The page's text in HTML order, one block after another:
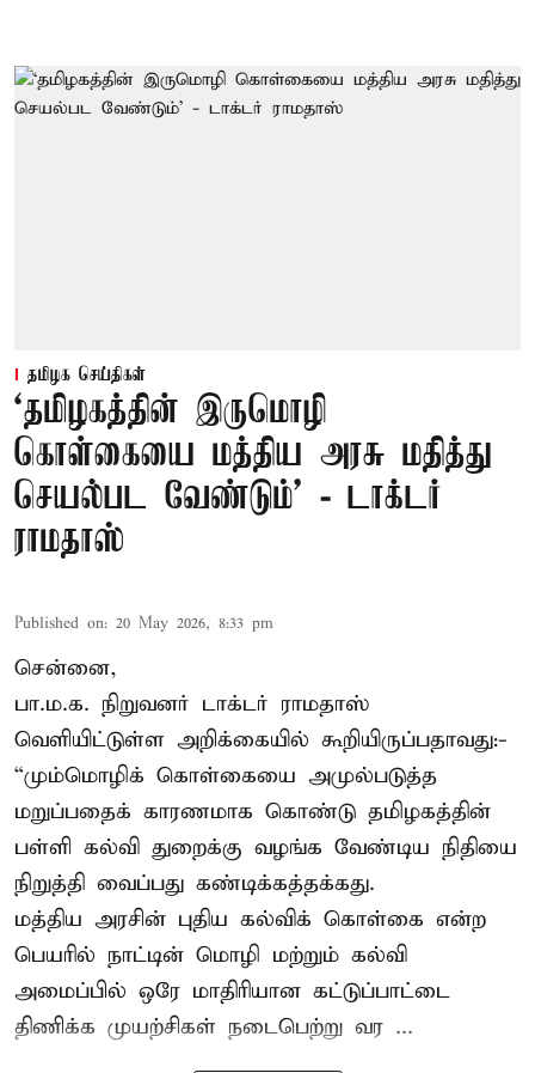
தமிழக செய்திகள்
‘தமிழகத்தின் இருமொழி
கொள்கையை மத்திய அரசு மதித்து
செயல்பட வேண்டும்’ - டாக்டர்
ராமதாஸ்
Published on: 20 May 2026, 8:33 pm
சென்னை,
பா.ம.க. நிறுவனர் டாக்டர் ராமதாஸ்
வெளியிட்டுள்ள அறிக்கையில் கூறியிருப்பதாவது:-
“மும்மொழிக் கொள்கையை அமுல்படுத்த
மறுப்பதைக் காரணமாக கொண்டு தமிழகத்தின்
பள்ளி கல்வி துறைக்கு வழங்க வேண்டிய நிதியை
நிறுத்தி வைப்பது கண்டிக்கத்தக்கது.
மத்திய அரசின் புதிய கல்விக் கொள்கை என்ற
பெயரில் நாட்டின் மொழி மற்றும் கல்வி
அமைப்பில் ஒரே மாதிரியான கட்டுப்பாட்டை
திணிக்க முயற்சிகள் நடைபெற்று வர ...